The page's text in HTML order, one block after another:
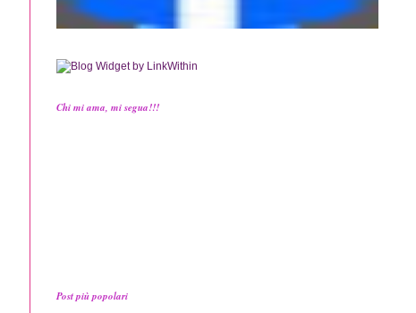
Chi mi ama, mi segua!!!
Post più popolari